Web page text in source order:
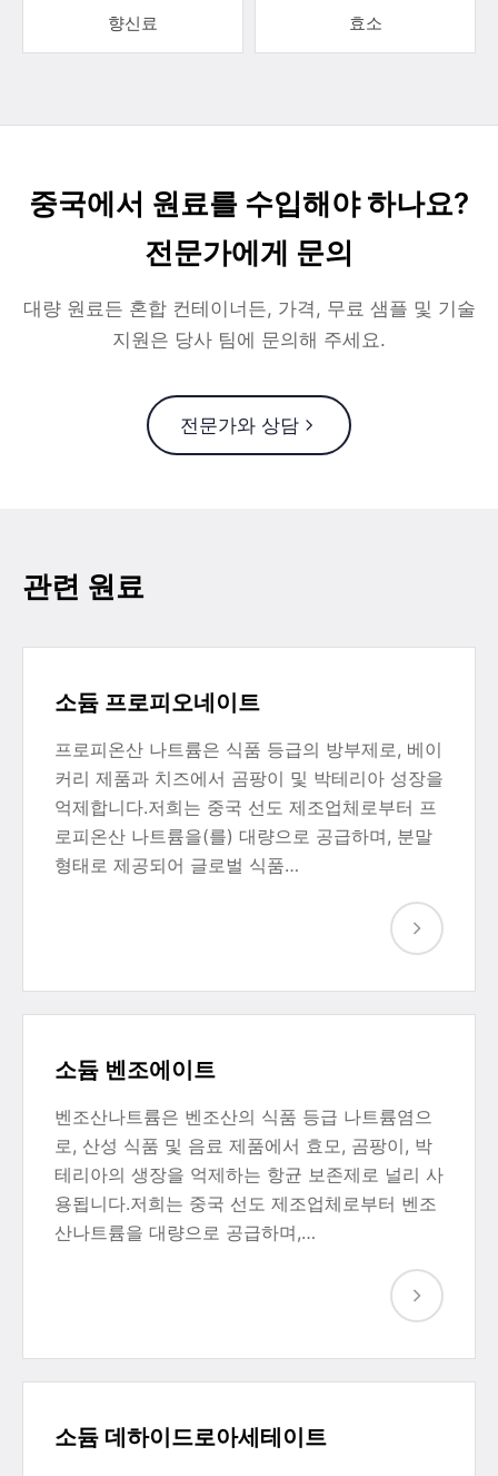
향신료 효소
중국에서 원료를 수입해야 하나요?
전문가에게 문의
대량 원료든 혼합 컨테이너든, 가격, 무료 샘플 및 기술
지원은 당사 팀에 문의해 주세요.
전문가와 상담
관련 원료
소듐 프로피오네이트
프로피온산 나트륨은 식품 등급의 방부제로, 베이
커리 제품과 치즈에서 곰팡이 및 박테리아 성장을
억제합니다.저희는 중국 선도 제조업체로부터 프
로피온산 나트륨을(를) 대량으로 공급하며, 분말
형태로 제공되어 글로벌 식품…
소듐 벤조에이트
벤조산나트륨은 벤조산의 식품 등급 나트륨염으
로, 산성 식품 및 음료 제품에서 효모, 곰팡이, 박
테리아의 생장을 억제하는 항균 보존제로 널리 사
용됩니다.저희는 중국 선도 제조업체로부터 벤조
산나트륨을 대량으로 공급하며,…
소듐 데하이드로아세테이트